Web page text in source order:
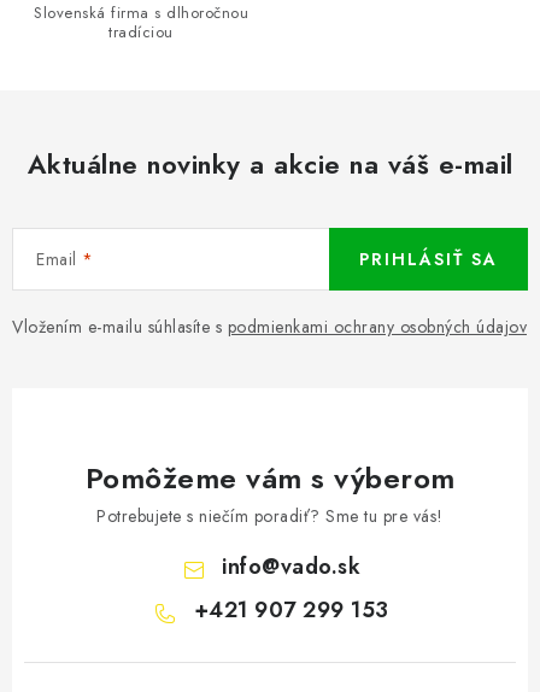
Slovenská firma s dlhoročnou
tradíciou
Aktuálne novinky a akcie na váš e-mail
Email
Vložením e-mailu súhlasíte s podmienkami ochrany osobných údajov
PRIHLÁSIŤ SA
Pomôžeme vám s výberom
Potrebujete s niečím poradiť? Sme tu pre vás!
info@vado.sk
+421 907 299 153